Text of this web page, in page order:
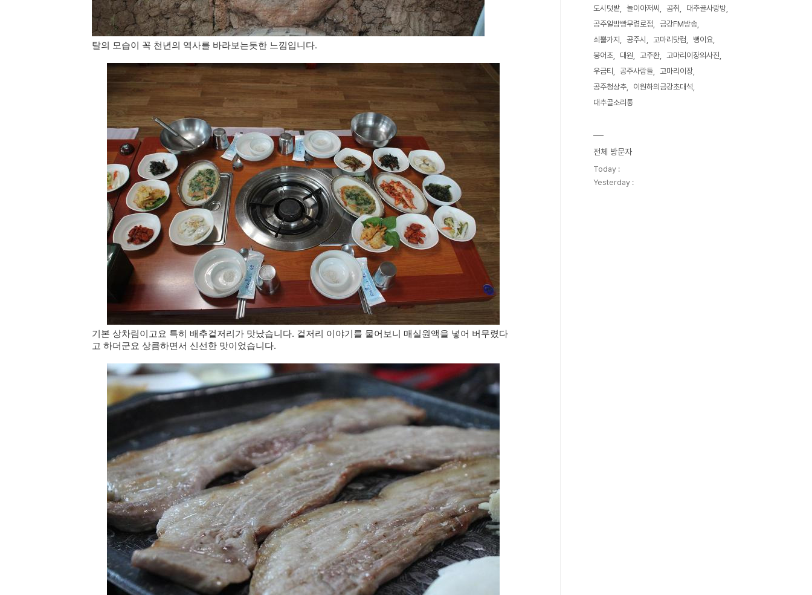
탈의 모습이 꼭 천년의 역사를 바라보는듯한 느낌입니다.
기본 상차림이고요 특히 배추겉저리가 맛났습니다. 겉저리 이야기를 물어보니 매실원액을 넣어 버무렸다
고 하더군요 상큼하면서 신선한 맛이었습니다.
도시텃밭
놀이아저씨 곰취
대추골사랑방
공주알밤빵무령로점
금강FM방송
쇠뿔가지
공주시 고마리닷컴
뻥이요
붕어초
대원 고주환
고마리이장의사진
우금티
공주사람들
고마리이장
공주청상추
이원하의금강초대석
대추골소리통
전체 방문자
Today :
Yesterday :